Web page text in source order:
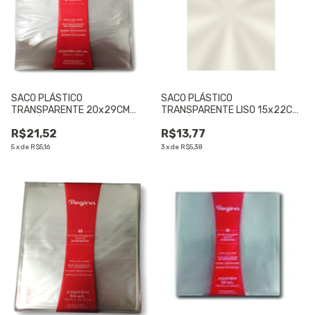
SACO PLÁSTICO
TRANSPARENTE 20x29CM
UNIDADE
R$21,52
5xde R$5,16
SACO PLÁSTICO
TRANSPARENTE LISO 15x22CM
UNIDADE
R$13,77
3xde R$5,38